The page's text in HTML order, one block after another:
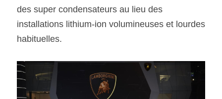
des super condensateurs au lieu des
installations lithium-ion volumineuses et lourdes
habituelles.